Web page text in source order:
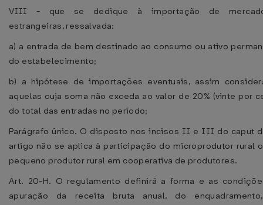
VIII - que se dedique à importação de
estrangeiras, ressalvada:
a) a entrada de bem destinado ao consumo ou ativo
do estabelecimento;
b) a hipótese de importações eventuais, assim
aquelas cuja soma não exceda ao valor de 20% (vinte por
do total das entradas no período;
Parágrafo único. O disposto nos incisos II e III do caput
artigo não se aplica à participação do microprodutor rural
pequeno produtor rural em cooperativa de produtores.
Art. 20-H. O regulamento definirá a forma e as
apuração da receita bruta anual, do